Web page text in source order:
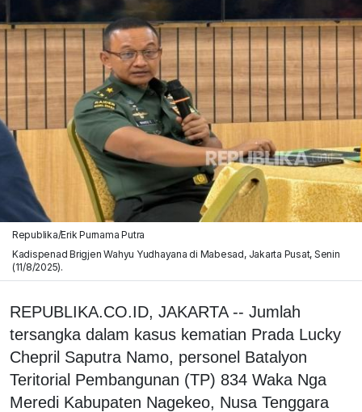
Republika/Erik Purnama Putra
Kadispenad Brigjen Wahyu Yudhayana di Mabesad, Jakarta Pusat, Senin
(11/8/2025).
REPUBLIKA.CO.ID, JAKARTA -- Jumlah
tersangka dalam kasus kematian Prada Lucky
Chepril Saputra Namo, personel Batalyon
Teritorial Pembangunan (TP) 834 Waka Nga
Meredi Kabupaten Nagekeo, Nusa Tenggara